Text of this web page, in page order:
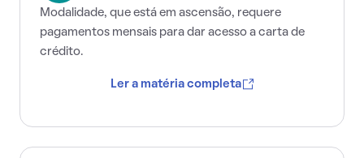
Modalidade, que está em ascensão, requere
pagamentos mensais para dar acesso a carta de
crédito.
Ler a matéria completa